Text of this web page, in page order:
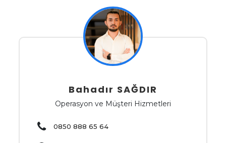
Bahadır SAĞDIR
Operasyon ve Müşteri Hizmetleri
0850 888 65 64